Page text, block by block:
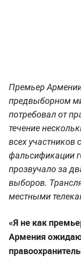
Премьер
предвыборном
потребовал от
течение
всех участников
фальсификации
прозвучало за
выборов.
местными
«Я не как
Армения